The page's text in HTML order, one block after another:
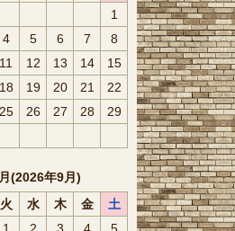
1
4 5 6 7
8
11 12 13 14
15
18 19 20 21
22
25 26 27 28
29
(2026年9月)
火 水 木 金
土